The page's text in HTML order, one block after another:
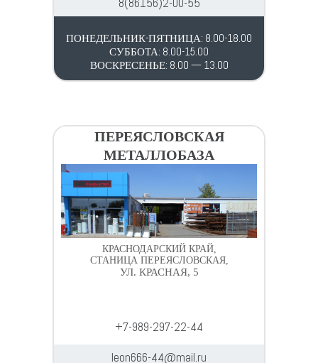
ПОНЕДЕЛЬНИК-ПЯТНИЦА: 8.00-18.00
СУББОТА: 8.00-15.00
ВОСКРЕСЕНЬЕ: 8.00 — 13.00
ПЕРЕЯСЛОВСКАЯ
МЕТАЛЛОБАЗА
КРАСНОДАРСКИЙ КРАЙ,
СТАНИЦА ПЕРЕЯСЛОВСКАЯ,
УЛ. КРАСНАЯ, 5
+7-989-297-22-44
leon666-44@mail.ru